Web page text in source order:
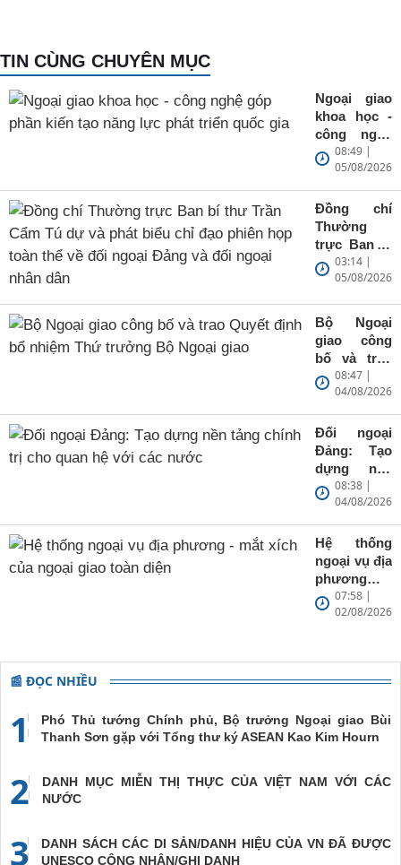
TIN CÙNG CHUYÊN MỤC
Ngoại giao
khoa học -
công nghệ
góp phần
kiến tạo
năng lực
phát triển
quốc gia
08:49 |
05/08/2026
Đồng chí
Thường
trực Ban bí
thư Trần
Cẩm Tú dự
chỉ đạo
phiên họp
toàn thể về
đối ngoại
Đảng và đối
dân
03:14 |
05/08/2026
Bộ Ngoại
giao công
bố và trao
Quyết định
bổ nhiệm
Thứ trưởng
Bộ Ngoại
giao
08:47 |
04/08/2026
Đối ngoại
Đảng: Tạo
dựng nền
tảng chính
trị cho quan
hệ với các
nước
08:38 |
04/08/2026
Hệ thống
ngoại vụ địa
phương -
mắt xích
của ngoại
07:58 |
02/08/2026
📰 ĐỌC NHIỀU
1
Phó Thủ tướng Chính phủ, Bộ trưởng Ngoại giao Bùi
Thanh Sơn gặp với Tổng thư ký ASEAN Kao Kim Hourn
2
DANH MỤC MIỄN THỊ THỰC CỦA VIỆT NAM VỚI CÁC
NƯỚC
3
DANH SÁCH CÁC DI SẢN/DANH HIỆU CỦA VN ĐÃ ĐƯỢC
UNESCO CÔNG NHẬN/GHI DANH